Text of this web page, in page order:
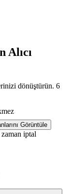
Alıcı
dönüştürün. 6
Görüntüle
iptal